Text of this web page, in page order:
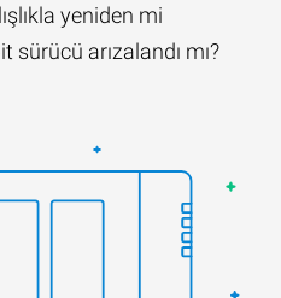
yeniden mi
arızalandı mı?